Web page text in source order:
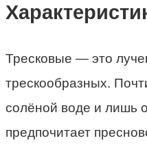
Тресковые — это
трескообразных.
солёной воде и
предпочитает